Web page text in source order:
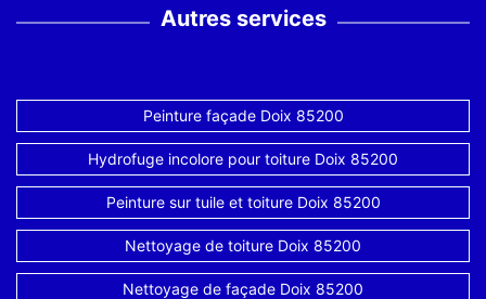
Autres services
Peinture façade Doix 85200
Hydrofuge incolore pour toiture Doix 85200
Peinture sur tuile et toiture Doix 85200
Nettoyage de toiture Doix 85200
Nettoyage de façade Doix 85200